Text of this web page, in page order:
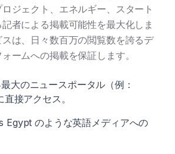
ロジェクト、エネルギー、スタート
者による掲載可能性を最大化しま
は、日々数百万の閲覧数を誇るデ
ームへの掲載を保証します。
大のニュースポータル（例：
接アクセス。
Egypt のような英語メディアへの